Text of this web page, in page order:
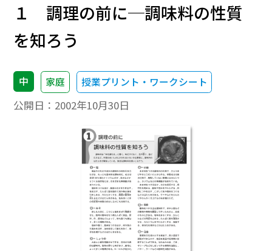
１ 調理の前に─調味料の性質
を知ろう
中 家庭 授業プリント・ワークシート
公開日： 2002年10月30日